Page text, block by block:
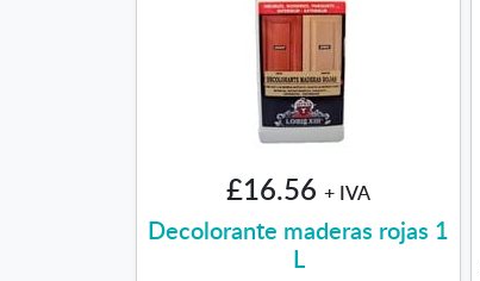
£16.56 + IVA
Decolorante maderas rojas 1
L